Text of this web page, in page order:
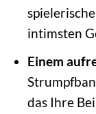
intimsten
Einem
das Ihre